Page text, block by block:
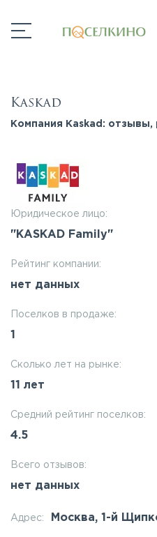
Kaskad
Компания Kaskad: отзывы,
Юридическое лицо:
"KASKAD Family"
Рейтинг компании:
нет данных
Поселков в продаже:
1
Сколько лет на рынке:
11 лет
Средний рейтинг поселков:
4.5
Всего отзывов:
нет данных
Адрес: Москва, 1-й